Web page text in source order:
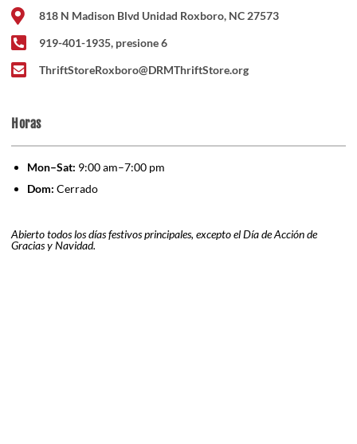
818 N Madison Blvd Unidad Roxboro, NC 27573
919-401-1935, presione 6
ThriftStoreRoxboro@DRMThriftStore.org
Horas
Mon–Sat: 9:00 am–7:00 pm
Dom: Cerrado
Abierto todos los días festivos principales, excepto el Día de Acción de
Gracias y Navidad.